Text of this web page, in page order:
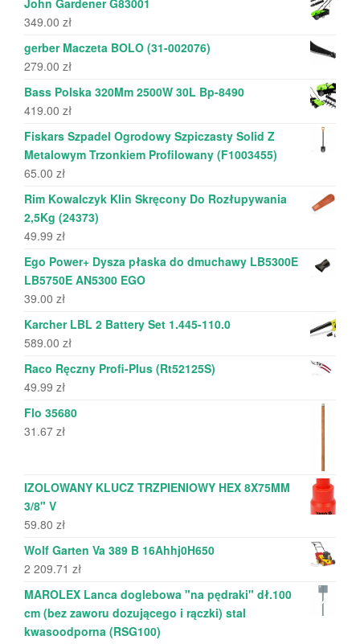
John Gardener G83001
349.00 zł
gerber Maczeta BOLO (31-002076)
279.00 zł
Bass Polska 320Mm 2500W 30L Bp-8490
419.00 zł
Fiskars Szpadel Ogrodowy Szpiczasty Solid Z
Metalowym Trzonkiem Profilowany (F1003455)
65.00 zł
Rim Kowalczyk Klin Skręcony Do Rozłupywania
2,5Kg (24373)
49.99 zł
Ego Power+ Dysza płaska do dmuchawy LB5300E
LB5750E AN5300 EGO
39.00 zł
Karcher LBL 2 Battery Set 1.445-110.0
589.00 zł
Raco Ręczny Profi-Plus (Rt52125S)
49.99 zł
Flo 35680
31.67 zł
IZOLOWANY KLUCZ TRZPIENIOWY HEX 8X75MM
3/8" V
59.80 zł
Wolf Garten Va 389 B 16Ahhj0H650
2 209.71 zł
MAROLEX Lanca doglebowa "na pędraki" dł.100
cm (bez zaworu dozującego i rączki) stal
kwasoodporna (RSG100)